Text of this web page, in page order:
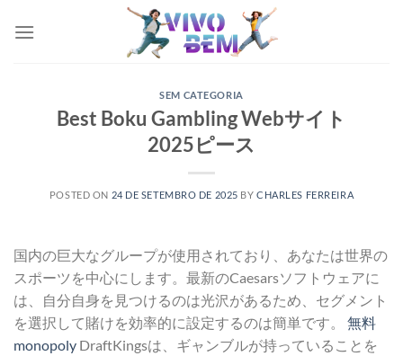
SEM CATEGORIA
Best Boku Gambling Webサイト
2025ピース
POSTED ON 24 DE SETEMBRO DE 2025 BYCHARLES FERREIRA
国内の巨大なグループが使用されており、あなたは世界の
スポーツを中心にします。最新のCaesarsソフトウェアに
は、自分自身を見つけるのは光沢があるため、セグメント
を選択して賭けを効率的に設定するのは簡単です。 無料
monopoly DraftKingsは、ギャンブルが持っていることを